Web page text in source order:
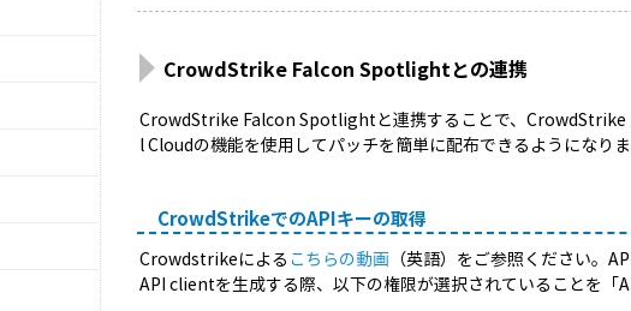
CrowdStrike Falcon Spotlightとの連携
CrowdStrike Falcon Spotlightと連携することで、
l Cloudの機能を使用してパッチを簡単に配布できるようになりま
CrowdStrikeでのAPIキーの取得
Crowdstrikeによる こちらの動画 （英語）をご参照ください。
API clientを生成する際、以下の権限が選択されていることを「